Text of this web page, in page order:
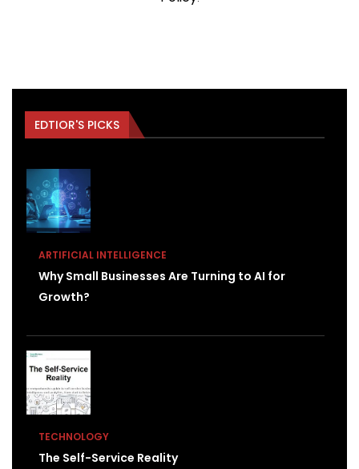
EDTIOR'S PICKS
ARTIFICIAL INTELLIGENCE
Why Small Businesses Are Turning to AI for
Growth?
TECHNOLOGY
The Self-Service Reality